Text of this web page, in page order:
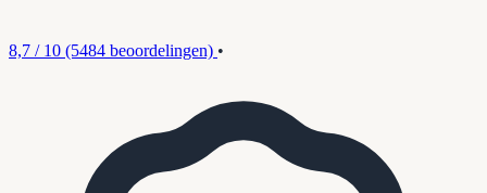
8,7 / 10 (5484 beoordelingen) •